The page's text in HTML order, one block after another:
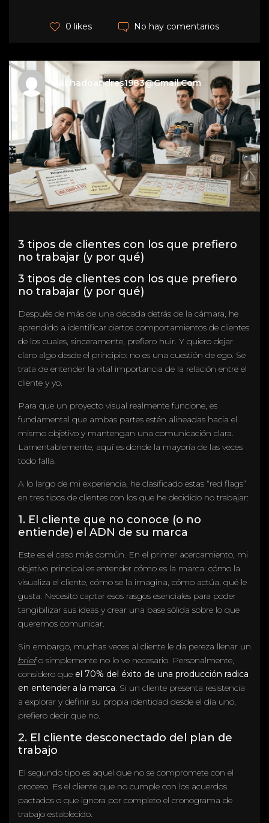
0 likes No hay comentarios
Machadoandres1983@gmail.com
3 tipos de clientes con los que prefiero
no trabajar (y por qué)
3 tipos de clientes con los que prefiero
no trabajar (y por qué)
Después de más de una década detrás de la cámara, he
aprendido a identificar ciertos comportamientos de clientes
de los cuales, sinceramente, prefiero huir. Y quiero dejar
claro algo desde el principio: no es una cuestión de ego. Se
trata de entender la vital importancia de la relación entre el
cliente y yo.
Para que un proyecto visual realmente funcione, es
fundamental que ambas partes estén alineadas hacia el
mismo objetivo y mantengan una comunicación clara.
Lamentablemente, aquí es donde la mayoría de las veces
todo falla.
A lo largo de mi experiencia, he clasificado estas “red flags”
en tres tipos de clientes con los que he decidido no trabajar:
1. El cliente que no conoce (o no
entiende) el ADN de su marca
Este es el caso más común. En el primer acercamiento, mi
objetivo principal es entender cómo es la marca: cómo la
visualiza el cliente, cómo se la imagina, cómo actúa, qué le
gusta. Necesito captar esos rasgos esenciales para poder
tangibilizar sus ideas y crear una base sólida sobre lo que
queremos comunicar.
Sin embargo, muchas veces al cliente le da pereza llenar un
briefo simplemente no lo ve necesario. Personalmente,
considero que el 70% del éxito de una producción radica
en entender a la marca. Si un cliente presenta resistencia
a explorar y definir su propia identidad desde el día uno,
prefiero decir que no.
2. El cliente desconectado del plan de
trabajo
El segundo tipo es aquel que no se compromete con el
proceso. Es el cliente que no cumple con los acuerdos
pactados o que ignora por completo el cronograma de
trabajo establecido.